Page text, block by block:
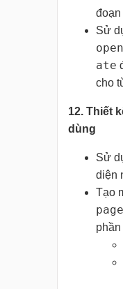
đoạn
Sử
ate
cho
12. Thiết
dùng
Sử
diện
Tạo
phần